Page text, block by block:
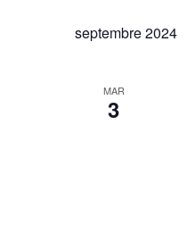
septembre 2024
MAR
3